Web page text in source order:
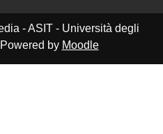
- ASIT - Università degli
by Moodle